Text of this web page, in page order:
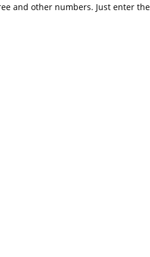
and other numbers. Just enter the